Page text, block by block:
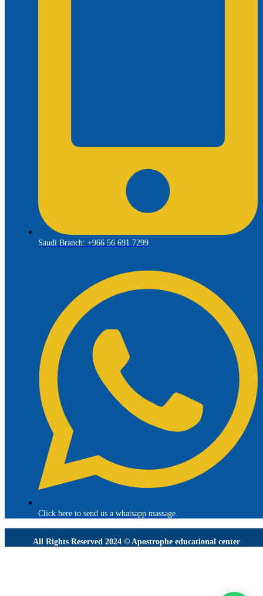
Saudi Branch: +966 56 691 7299
Click here to send us a whatsapp massage.
All Rights Reserved 2024 © Apostrophe educational center